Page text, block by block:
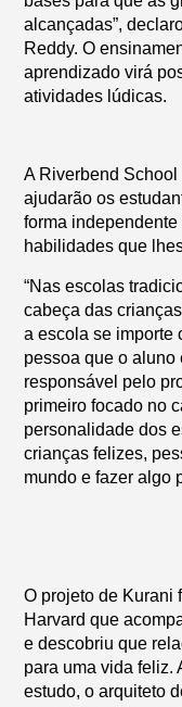
alcançadas”,
Reddy. O
aprendizado virá
atividades lúdicas.
A Riverbend
ajudarão os
forma
habilidades que
“Nas escolas
cabeça das
a escola se importe
pessoa que o aluno
responsável pelo
primeiro focado no
personalidade dos
crianças felizes,
mundo e fazer algo
O projeto de Kurani
Harvard que
e descobriu que
para uma vida feliz.
estudo, o arquiteto